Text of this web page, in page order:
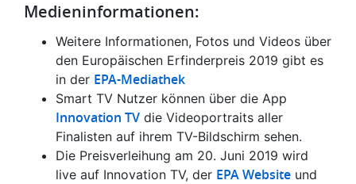
Medieninformationen:
Weitere Informationen, Fotos und Videos über
den Europäischen Erfinderpreis 2019 gibt es
in der EPA-Mediathek
Smart TV Nutzer können über die App
Innovation TV die Videoportraits aller
Finalisten auf ihrem TV-Bildschirm sehen.
Die Preisverleihung am 20. Juni 2019 wird
live auf Innovation TV, der EPA Website und